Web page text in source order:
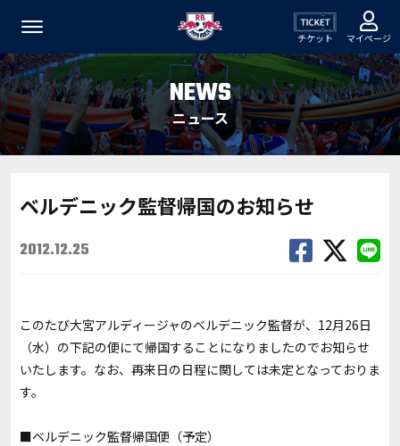
チケット マイページ
NEWS
ニュース
ベルデニック監督帰国のお知らせ
2012.12.25
このたび大宮アルディージャのベルデニック監督が、12月26日
（水）の下記の便にて帰国することになりましたのでお知らせ
いたします。なお、再来日の日程に関しては未定となっておりま
す。
■ベルデニック監督帰国便（予定）